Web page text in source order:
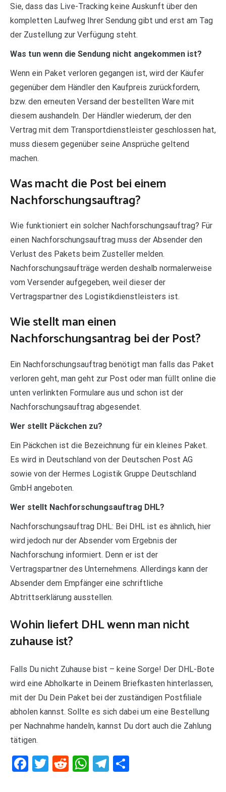
Sie, dass das Live-Tracking keine Auskunft über den
kompletten Laufweg Ihrer Sendung gibt und erst am Tag
der Zustellung zur Verfügung steht.
Was tun wenn die Sendung nicht angekommen ist?
Wenn ein Paket verloren gegangen ist, wird der Käufer
gegenüber dem Händler den Kaufpreis zurückfordern,
bzw. den erneuten Versand der bestellten Ware mit
diesem aushandeln. Der Händler wiederum, der den
Vertrag mit dem Transportdienstleister geschlossen hat,
muss diesem gegenüber seine Ansprüche geltend
machen.
Was macht die Post bei einem
Nachforschungsauftrag?
Wie funktioniert ein solcher Nachforschungsauftrag? Für
einen Nachforschungsauftrag muss der Absender den
Verlust des Pakets beim Zusteller melden.
Nachforschungsaufträge werden deshalb normalerweise
vom Versender aufgegeben, weil dieser der
Vertragspartner des Logistikdienstleisters ist.
Wie stellt man einen
Nachforschungsantrag bei der Post?
Ein Nachforschungsauftrag benötigt man falls das Paket
verloren geht, man geht zur Post oder man füllt online die
unten verlinkten Formulare aus und schon ist der
Nachforschungsauftrag abgesendet.
Wer stellt Päckchen zu?
Ein Päckchen ist die Bezeichnung für ein kleines Paket.
Es wird in Deutschland von der Deutschen Post AG
sowie von der Hermes Logistik Gruppe Deutschland
GmbH angeboten.
Wer stellt Nachforschungsauftrag DHL?
Nachforschungsauftrag DHL: Bei DHL ist es ähnlich, hier
wird jedoch nur der Absender vom Ergebnis der
Nachforschung informiert. Denn er ist der
Vertragspartner des Unternehmens. Allerdings kann der
Absender dem Empfänger eine schriftliche
Abtrittserklärung ausstellen.
Wohin liefert DHL wenn man nicht
zuhause ist?
Falls Du nicht Zuhause bist – keine Sorge! Der DHL-Bote
wird eine Abholkarte in Deinem Briefkasten hinterlassen,
mit der Du Dein Paket bei der zuständigen Postfiliale
abholen kannst. Sollte es sich dabei um eine Bestellung
per Nachnahme handeln, kannst Du dort auch die Zahlung
tätigen.
Facebook
Twitter
RedditWhatsApp
Telegram